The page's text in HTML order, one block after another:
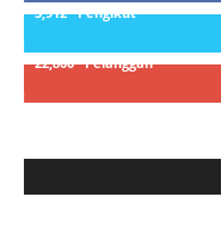
3,912 Pengikut
22,800 Pelanggan